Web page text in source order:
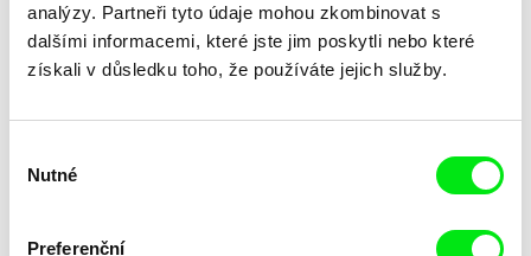
analýzy. Partneři tyto údaje mohou zkombinovat s
dalšími informacemi, které jste jim poskytli nebo které
získali v důsledku toho, že používáte jejich služby.
souhlasu
Nutné
Preferenční
Libuše Rudinská Diana Fabiánová